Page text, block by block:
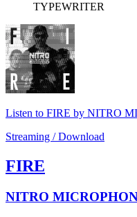
TYPEWRITER
Listen to FIRE by NITRO
Streaming / Download
FIRE
NITRO